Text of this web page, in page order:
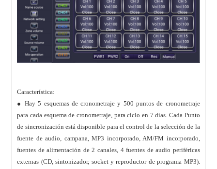
Característica:
● Hay 5 esquemas de cronometraje y 500 puntos de cronometraje
para cada esquema de cronometraje, para ciclo en 7 días. Cada Punto
de sincronización está disponible para el control de la selección de la
fuente de audio, campana, MP3 incorporado, AM/FM incorporado,
fuentes de alimentación de 2 canales, 4 fuentes de audio periféricas
externas (CD, sintonizador, socket y reproductor de programa MP3).